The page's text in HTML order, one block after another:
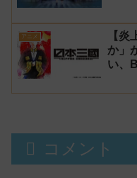
アニメ
【
か」
い、
コメント